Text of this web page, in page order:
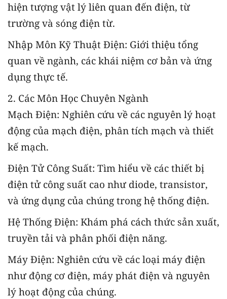
hiện tượng vật lý liên quan đến điện, từ
trường và sóng điện từ.
Nhập Môn Kỹ Thuật Điện: Giới thiệu tổng
quan về ngành, các khái niệm cơ bản và ứng
dụng thực tế.
2. Các Môn Học Chuyên Ngành
Mạch Điện: Nghiên cứu về các nguyên lý hoạt
động của mạch điện, phân tích mạch và thiết
kế mạch.
Điện Tử Công Suất: Tìm hiểu về các thiết bị
điện tử công suất cao như diode, transistor,
và ứng dụng của chúng trong hệ thống điện.
Hệ Thống Điện: Khám phá cách thức sản xuất,
truyền tải và phân phối điện năng.
Máy Điện: Nghiên cứu về các loại máy điện
như động cơ điện, máy phát điện và nguyên
lý hoạt động của chúng.